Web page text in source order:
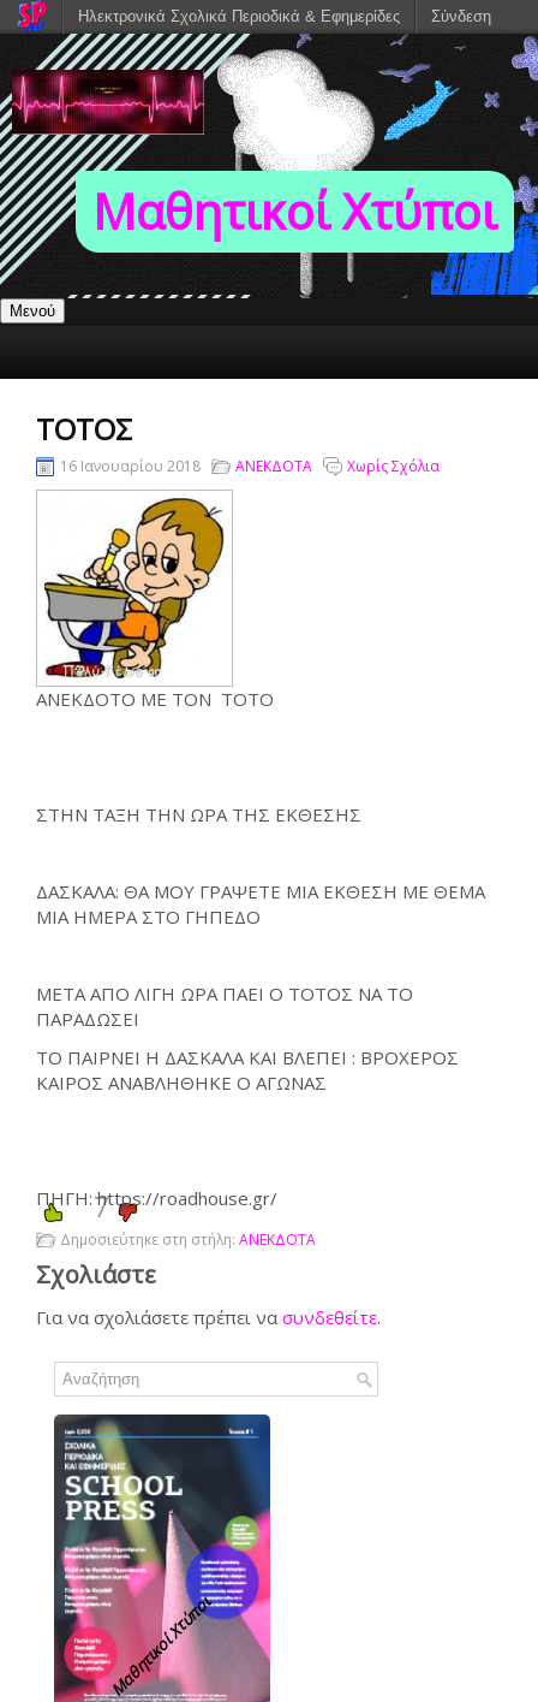
Μαθητικοί Χτύποι
Μενού
ΤΟΤΌΣ
16 Ιανουαρίου 2018 ΑΝΕΚΔΟΤΑ Χωρίς Σχόλια
ΑΝΕΚΔΟΤΟ ΜΕ ΤΟΝ ΤΟΤΟ
ΣΤΗΝ ΤΑΞΗ ΤΗΝ ΩΡΑ ΤΗΣ ΕΚΘΕΣΗΣ
ΔΑΣΚΑΛΑ: ΘΑ ΜΟΥ ΓΡΑΨΕΤΕ ΜΙΑ ΕΚΘΕΣΗ ΜΕ ΘΕΜΑ
ΜΙΑ ΗΜΕΡΑ ΣΤΟ ΓΗΠΕΔΟ
ΜΕΤΑ ΑΠΟ ΛΙΓΗ ΩΡΑ ΠΑΕΙ Ο ΤΟΤΟΣ ΝΑ ΤΟ
ΠΑΡΑΔΩΣΕΙ
ΤΟ ΠΑΙΡΝΕΙ Η ΔΑΣΚΑΛΑ ΚΑΙ ΒΛΕΠΕΙ : ΒΡΟΧΕΡΟΣ
ΚΑΙΡΟΣ ΑΝΑΒΛΗΘΗΚΕ Ο ΑΓΩΝΑΣ
ΠΗΓΗ: https://roadhouse.gr/
7
Δημοσιεύτηκε στη στήλη: ΑΝΕΚΔΟΤΑ
Σχολιάστε
Για να σχολιάσετε πρέπει να συνδεθείτε.
Μαθητικοί Χτύποι
Ηλεκτρονικά Σχολικά Περιοδικά & Εφημερίδες Σύνδεση